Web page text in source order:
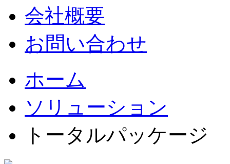
会社概要
お問い合わせ
ホーム
ソリューション
トータルパッケージ